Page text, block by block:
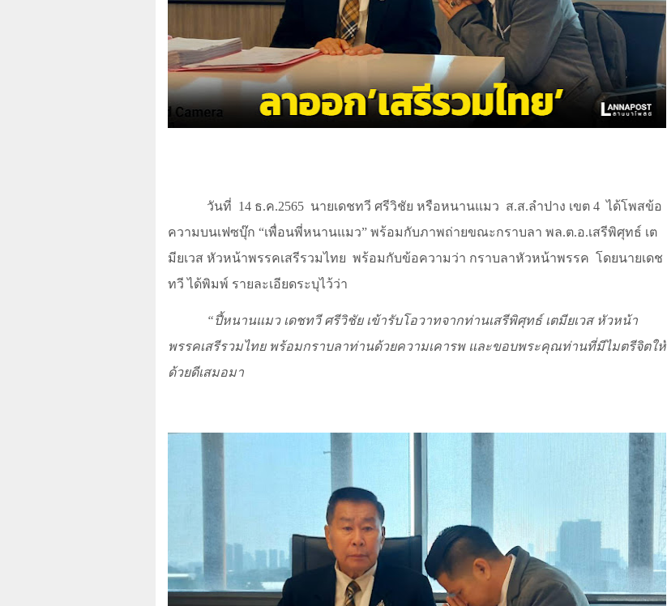
วันที่ 14 ธ.ค.2565 นายเดชทวี ศรีวิชัย หรือหนานแมว ส.ส.ลำปาง เขต 4 ได้โพสข้อ
ความบนเฟซบุ๊ก “เพื่อนพี่หนานแมว” พร้อมกับภาพถ่ายขณะกราบลา พล.ต.อ.เสรีพิศุทธ์ เต
มียเวส หัวหน้าพรรคเสรีรวมไทย พร้อมกับข้อความว่า กราบลาหัวหน้าพรรค โดยนายเดช
ทวี ได้พิมพ์ รายละเอียดระบุไว้ว่า
“ปี้หนานแมว เดชทวี ศรีวิชัย เข้ารับโอวาทจากท่านเสรีพิศุทธ์ เตมียเวส หัวหน้า
พรรคเสรีรวมไทย พร้อมกราบลาท่านด้วยความเคารพ และขอบพระคุณท่านที่มีไมตรีจิตให้
ด้วยดีเสมอมา